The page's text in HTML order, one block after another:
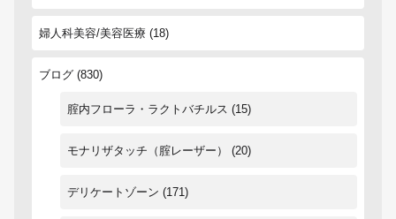
婦人科美容/美容医療 (18)
ブログ (830)
腟内フローラ・ラクトバチルス (15)
モナリザタッチ（腟レーザー） (20)
デリケートゾーン (171)